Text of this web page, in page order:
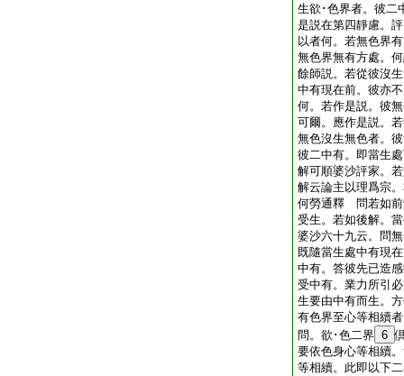
生欲･色界者。彼二
是説在第四靜慮。
以者何。若無色界
無色界無有方處。
餘師説。若從彼沒
中有現在前。彼亦
何。若作是説。彼
可爾。應作是説。
無色沒生無色者。
彼二中有。即當生
解可順婆沙評家。
解云論主以理爲宗
何勞通釋 問若如前
受生。若如後解。
婆沙六十九云。問
既隨當生處中有現
中有。答彼先已造
受中有。業力所引
生要由中有而生
有色界至心等相續
問。欲･色二界 6
要依色身心等相續
等相續。此即以